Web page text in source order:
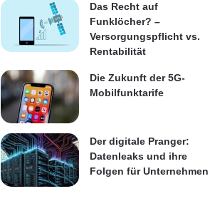
Das Recht auf
Funklöcher? –
Versorgungspflicht vs.
Rentabilität
Die Zukunft der 5G-
Mobilfunktarife
Der digitale Pranger:
Datenleaks und ihre
Folgen für Unternehmen